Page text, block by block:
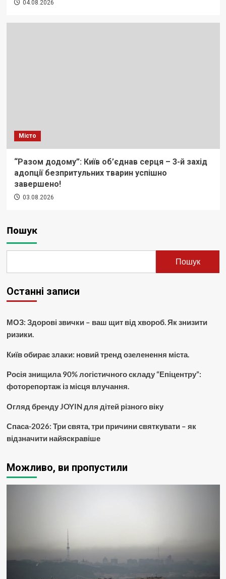
04.08.2026
Місто
“Разом додому”: Київ об’єднав серця – 3-й захід
адопції безпритульних тварин успішно
завершено!
03.08.2026
Пошук
Пошук
Останні записи
МОЗ: Здорові звички – ваш щит від хвороб. Як знизити
ризики.
Київ обирає злаки: новий тренд озеленення міста.
Росія знищила 90% логістичного складу “Епіцентру”:
фоторепортаж із місця влучання.
Огляд бренду JOYIN для дітей різного віку
Спаса-2026: Три свята, три причини святкувати – як
відзначити найяскравіше
Можливо, ви пропустили